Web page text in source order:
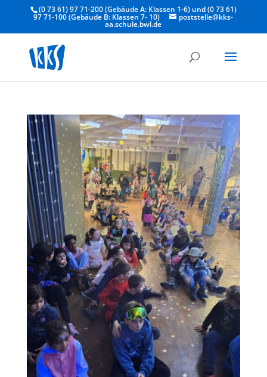
(0 73 61) 97 71-200 (Gebäude A: Klassen 1-6) und (0 73 61)
97 71-100 (Gebäude B: Klassen 7- 10) poststelle@kks-
aa.schule.bwl.de